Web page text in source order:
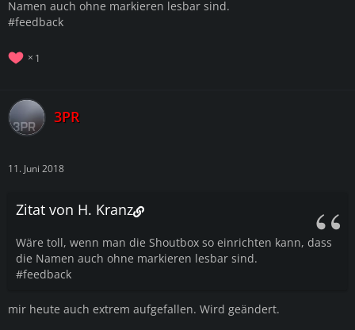
Namen auch ohne markieren lesbar sind.
#feedback
1
3PR
11. Juni 2018
Zitat von H. Kranz
Wäre toll, wenn man die Shoutbox so einrichten kann, dass
die Namen auch ohne markieren lesbar sind.
#feedback
mir heute auch extrem aufgefallen. Wird geändert.